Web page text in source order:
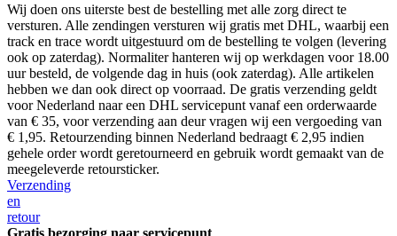
Wij doen ons uiterste best de bestelling met alle zorg direct te
versturen. Alle zendingen versturen wij gratis met DHL, waarbij een
track en trace wordt uitgestuurd om de bestelling te volgen (levering
ook op zaterdag). Normaliter hanteren wij op werkdagen voor 18.00
uur besteld, de volgende dag in huis (ook zaterdag). Alle artikelen
hebben we dan ook direct op voorraad. De gratis verzending geldt
voor Nederland naar een DHL servicepunt vanaf een orderwaarde
van € 35, voor verzending aan deur vragen wij een vergoeding van
€ 1,95. Retourzending binnen Nederland bedraagt € 2,95 indien
gehele order wordt geretourneerd en gebruik wordt gemaakt van de
meegeleverde retoursticker.
Verzending
en
retour
Gratis bezorging naar servicepunt